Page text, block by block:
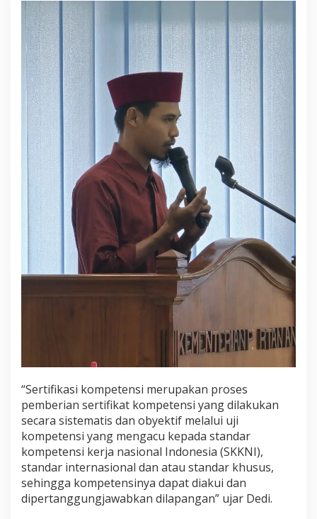
“Sertifikasi kompetensi merupakan proses
pemberian sertifikat kompetensi yang dilakukan
secara sistematis dan obyektif melalui uji
kompetensi yang mengacu kepada standar
kompetensi kerja nasional Indonesia (SKKNI),
standar internasional dan atau standar khusus,
sehingga kompetensinya dapat diakui dan
dipertanggungjawabkan dilapangan” ujar Dedi.